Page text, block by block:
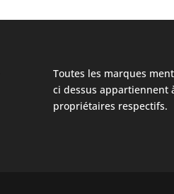
Toutes les marques
ci dessus appartiennent
propriétaires respectifs.